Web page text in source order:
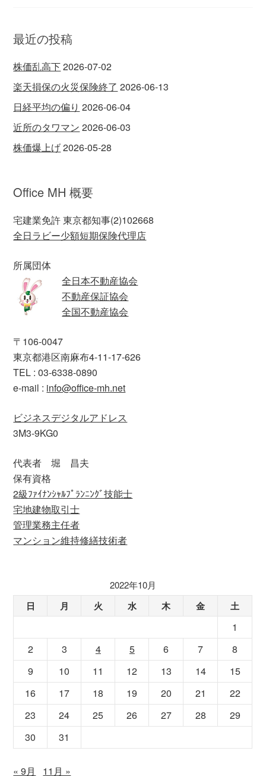
最近の投稿
株価乱高下2026-07-02
楽天損保の火災保険終了 2026-06-13
日経平均の偏り 2026-06-04
近所のタワマン 2026-06-03
株価爆上げ2026-05-28
Office MH 概要
宅建業免許 東京都知事(2)102668
全日ラビー少額短期保険代理店
所属団体
全日本不動産協会
不動産保証協会
全国不動産協会
〒106-0047
東京都港区南麻布4-11-17-626
TEL : 03-6338-0890
e-mail : info@office-mh.net
ビジネスデジタルアドレス
3M3-9KG0
代表者 堀 昌夫
保有資格
2級ﾌｧｲﾅﾝｼｬﾙﾌﾟﾗﾝﾆﾝｸﾞ技能士
宅地建物取引士
管理業務主任者
マンション維持修繕技術者
2022年10月
日 月 火 水 木 金 土
1
2
3 4 5 6 7
8
9
10 11 12 13 14
15
16
17 18 19 20 21
22
23
24 25 26 27 28
29
30
31
« 9月 11月 »